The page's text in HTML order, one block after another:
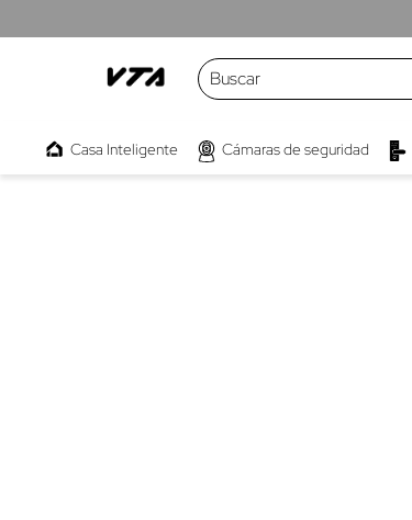
Buscar
Casa Inteligente Cámaras de seguridad
cámaras